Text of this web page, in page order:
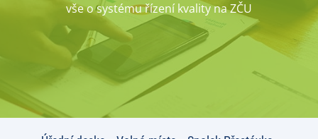
vše o systému řízení kvality na ZČU